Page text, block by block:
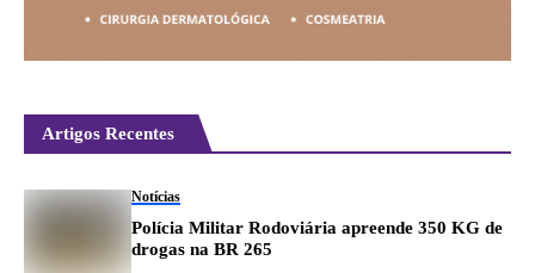
Artigos Recentes
Notícias
Polícia Militar Rodoviária apreende 350 KG de
drogas na BR 265